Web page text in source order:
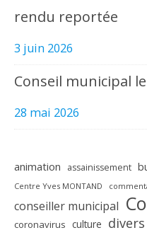
rendu reportée
3 juin 2026
Conseil municipal
28 mai 2026
animation assainissement
Centre Yves MONTAND
conseiller municipal
coronavirus culture divers